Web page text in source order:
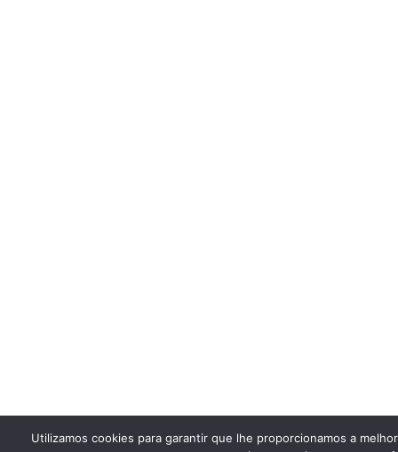
Utilizamos cookies para garantir que lhe proporcionamos a